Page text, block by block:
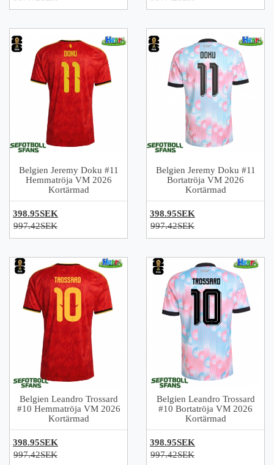
Belgien Jeremy Doku #11
Hemmatröja VM 2026
Kortärmad
398.95SEK
997.42SEK
Belgien Jeremy Doku #11
Bortatröja VM 2026
Kortärmad
398.95SEK
997.42SEK
Belgien Leandro Trossard
#10 Hemmatröja VM 2026
Kortärmad
398.95SEK
997.42SEK
Belgien Leandro Trossard
#10 Bortatröja VM 2026
Kortärmad
398.95SEK
997.42SEK